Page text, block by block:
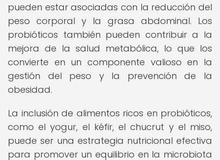
pueden estar asociadas con la reducción del
peso corporal y la grasa abdominal. Los
probióticos también pueden contribuir a la
mejora de la salud metabólica, lo que los
convierte en un componente valioso en la
gestión del peso y la prevención de la
obesidad.
La inclusión de alimentos ricos en probióticos,
como el yogur, el kéfir, el chucrut y el miso,
puede ser una estrategia nutricional efectiva
para promover un equilibrio en la microbiota